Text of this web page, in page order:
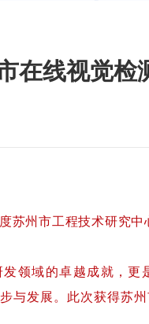
在线视觉检
苏州市工程技术研究
领域的卓越成就，
与发展。此次获得苏